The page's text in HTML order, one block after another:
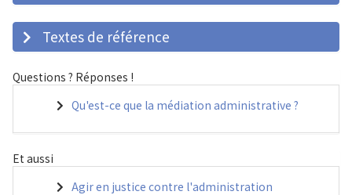
Textes de référence
Questions ? Réponses !
Qu'est-ce que la médiation administrative ?
Et aussi
Agir en justice contre l'administration